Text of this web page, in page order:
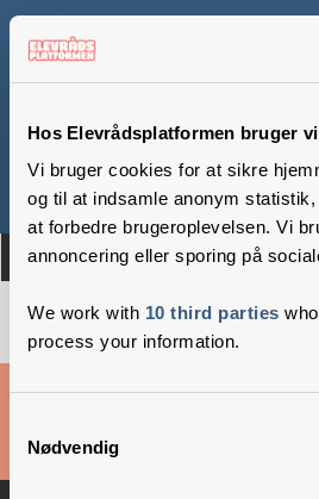
Hos Elevrådsplatformen bruger
Vi bruger cookies for at sikre
og til at indsamle anonym
at forbedre brugeroplevelsen. Vi
annoncering eller sporing på
We work with 10 third parties
process your information.
Nødvendig
Om Medlemmer